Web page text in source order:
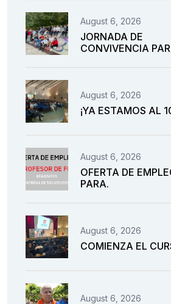
August 6, 2026
JORNADA DE
CONVIVENCIA
August 6, 2026
¡YA ESTAMOS AL
August 6, 2026
OFERTA DE
PARA.
August 6, 2026
COMIENZA EL
August 6, 2026